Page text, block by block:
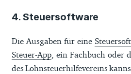
4. Steuersoftware
Die Ausgaben für eine
Steuer-App , ein Fachbuch
des Lohnsteuerhilfevereins